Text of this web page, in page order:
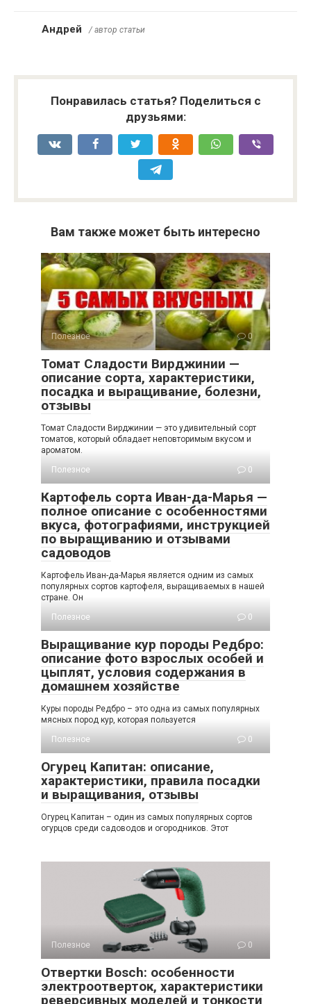
Андрей / автор статьи
Понравилась статья? Поделиться с
друзьями:
Вам также может быть интересно
Полезное 0
Томат Сладости Вирджинии —
описание сорта, характеристики,
посадка и выращивание, болезни,
отзывы
Томат Сладости Вирджинии — это удивительный сорт
томатов, который обладает неповторимым вкусом и
ароматом.
Полезное
0
Картофель сорта Иван-да-Марья —
полное описание с особенностями
вкуса, фотографиями, инструкцией
по выращиванию и отзывами
садоводов
Картофель Иван-да-Марья является одним из самых
популярных сортов картофеля, выращиваемых в нашей
стране. Он
Полезное
0
Выращивание кур породы Редбро:
описание фото взрослых особей и
цыплят, условия содержания в
домашнем хозяйстве
Куры породы Редбро – это одна из самых популярных
мясных пород кур, которая пользуется
Полезное
0
Огурец Капитан: описание,
характеристики, правила посадки
и выращивания, отзывы
Огурец Капитан – один из самых популярных сортов
огурцов среди садоводов и огородников. Этот
Полезное 0
Отвертки Bosch: особенности
электроотверток, характеристики
реверсивных моделей и тонкости